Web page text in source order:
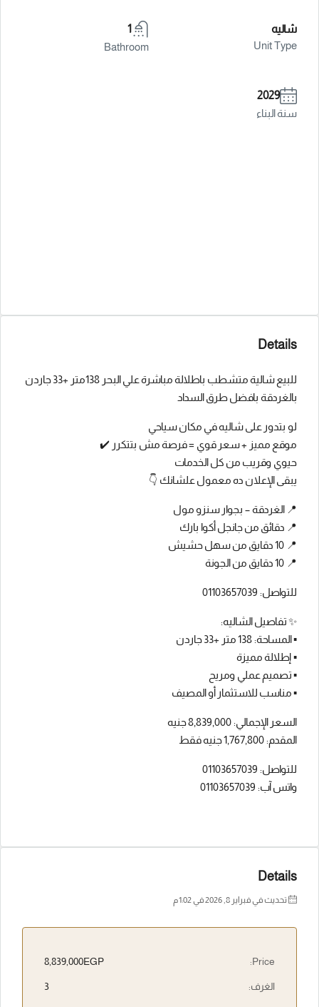
شاليه
Unit Type
1
Bathroom
2029
سنة البناء
Details
للبيع شالية متشطب باطلالة مباشرة علي البحر 138متر +33 جاردن
بالغردقة بافضل طرق السداد
لو بتدور على شاليه في مكان سياحي
موقع مميز + سعر قوي = فرصة مش بتتكرر ✔️
حيوي وقريب من كل الخدمات
يبقى الإعلان ده معمول علشانك 👇
📍 الغردقة – بجوار سنزو مول
📍 دقائق من جانجل أكوا بارك
📍 10 دقايق من سهل حشيش
📍 10 دقايق من الجونة
للتواصل: 01103657039
✨ تفاصيل الشاليه:
▪️ المساحة: 138 متر +33 جاردن
▪️ إطلالة مميزة
▪️ تصميم عملي ومريح
▪️ مناسب للاستثمار أو المصيف
السعر الإجمالي: 8,839,000 جنيه
المقدم: 1,767,800 جنيه فقط
للتواصل: 01103657039
واتس آب: 01103657039
Details
تحديث في فبراير 8, 2026 في 1:02 م
Price:
8,839,000EGP
الغرف: 3